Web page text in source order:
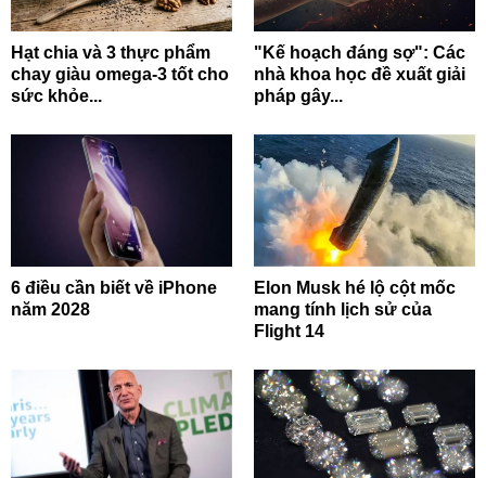
Hạt chia và 3 thực phẩm
chay giàu omega-3 tốt cho
sức khỏe...
"Kế hoạch đáng sợ": Các
nhà khoa học đề xuất giải
pháp gây...
6 điều cần biết về iPhone
năm 2028
Elon Musk hé lộ cột mốc
mang tính lịch sử của
Flight 14